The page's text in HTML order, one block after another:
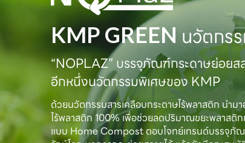
KMP GREENนวัตกร
“NOPLAZ” บรรจุภัณฑ์กระดาษย่อยส
อีกหนึ่งนวัตกรรมพิเศษของ KMP
ด้วยนวัตกรรมสารเคลือบกระดาษไร้พลาสติก นำ
ไร้พลาสติก 100% เพื่อช่วยลดปริมาณขยะพลาสติก
แบบ Home Compost ตอบโจทย์เทรนด์บรรจุภั